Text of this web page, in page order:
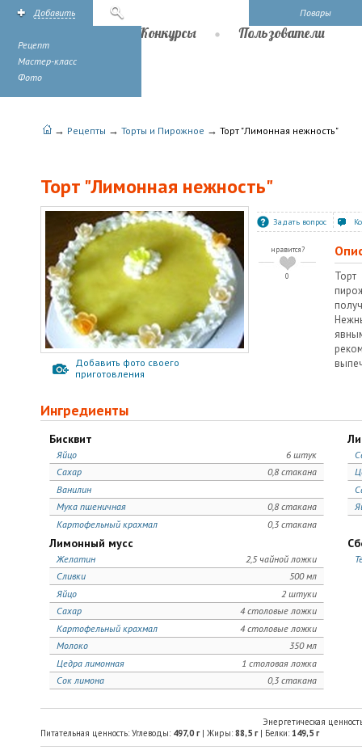
Повары
Добавить
Рецепт
Мастер-класс
Фото
Конкурсы Пользователи
→ Рецепты → Торты и Пирожное → Торт "Лимонная нежность"
Торт "Лимонная нежность"
Добавить фото своего
приготовления
Задать вопрос
нравится?
0
Ингредиенты
Бисквит
6 штук
Яйцо
0,8 стакана
Сахар
Ванилин
0,8 стакана
Мука пшеничная
0,3 стакана
Картофельный крахмал
Лимонный мусс
2,5 чайной ложки
Желатин
500 мл
Сливки
2 штуки
Яйцо
4 столовые ложки
Сахар
4 столовые ложки
Картофельный крахмал
350 мл
Молоко
1 столовая ложка
Цедра лимонная
0,3 стакана
Сок лимона
Энергетическая
Питательная ценность: Углеводы: 497,0 г| Жиры: 88,5 г| Белки: 149,5 г